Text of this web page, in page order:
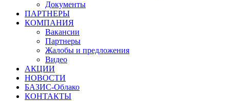
Документы
ПАРТНЕРЫ
КОМПАНИЯ
Вакансии
Партнеры
Жалобы и предложения
Видео
АКЦИИ
НОВОСТИ
БАЗИС-Облако
КОНТАКТЫ